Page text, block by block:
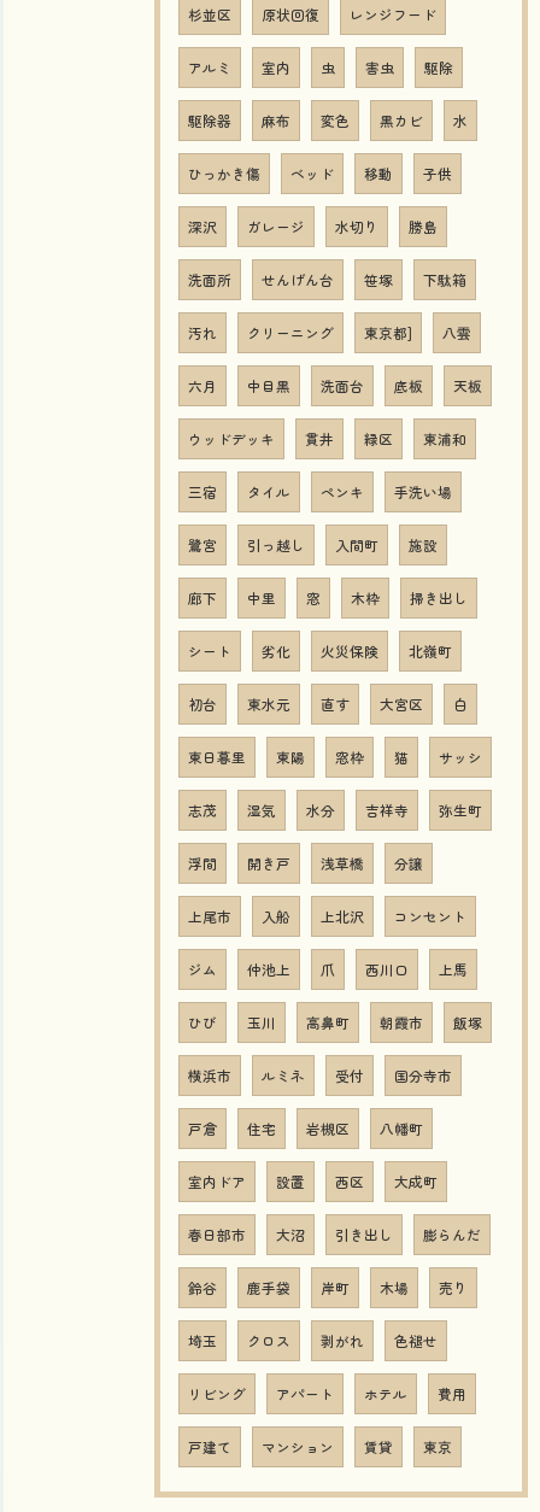
杉並区 原状回復 レンジフード
アルミ 室内 虫 害虫 駆除
駆除器 麻布 変色 黒カビ 水
ひっかき傷 ベッド 移動 子供
深沢 ガレージ 水切り 勝島
洗面所 せんげん台 笹塚 下駄箱
汚れ クリーニング 東京都] 八雲
六月 中目黒 洗面台 底板 天板
ウッドデッキ 貫井 緑区 東浦和
三宿 タイル ペンキ 手洗い場
鷺宮 引っ越し 入間町 施設
廊下 中里 窓 木枠 掃き出し
シート 劣化 火災保険 北嶺町
初台 東水元 直す 大宮区 白
東日暮里 東陽 窓枠 猫 サッシ
志茂 湿気 水分 吉祥寺 弥生町
浮間 開き戸 浅草橋 分譲
上尾市 入船 上北沢 コンセント
ジム 仲池上 爪 西川口 上馬
ひび 玉川 高鼻町 朝霞市 飯塚
横浜市 ルミネ 受付 国分寺市
戸倉 住宅 岩槻区 八幡町
室内ドア 設置 西区 大成町
春日部市 大沼 引き出し 膨らんだ
鈴谷 鹿手袋 岸町 木場 売り
埼玉 クロス 剥がれ 色褪せ
リビング アパート ホテル 費用
戸建て マンション 賃貸 東京